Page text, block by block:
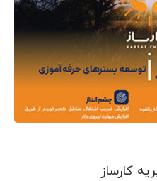
کارساز